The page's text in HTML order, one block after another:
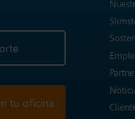
tu oficina